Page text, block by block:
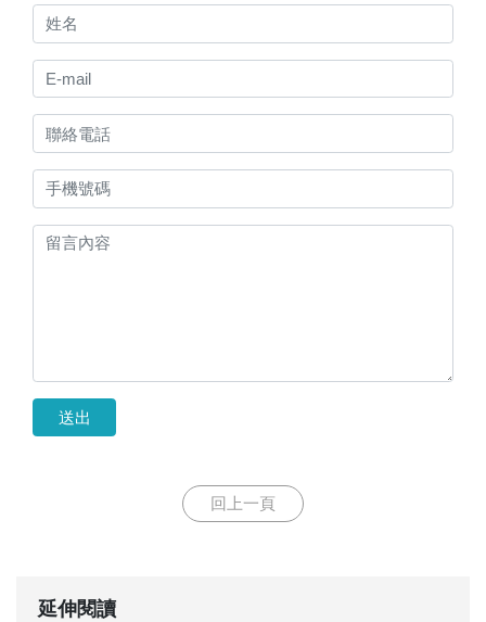
送出
回上一頁
延伸閱讀